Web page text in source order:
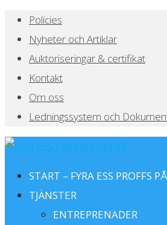
Policies
Nyheter och Artiklar
Auktoriseringar & certifikat
Kontakt
Om oss
Ledningssystem och
START – FYRA ESS PROFFS
TJÄNSTER
ENTREPRENADER